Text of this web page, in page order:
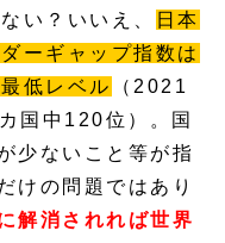
い？いいえ、
日本
ーギャップ指数は
低レベル
（2021
国中120位）。国
少ないこと等が指
けの問題ではあり
解消されれば世界